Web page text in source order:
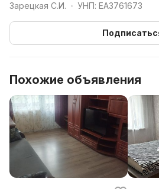
Зарецкая С.И. • УНП: EA3761673
Похожие объявления